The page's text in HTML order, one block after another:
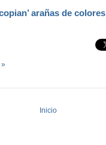
arañas de colores
»
Inicio